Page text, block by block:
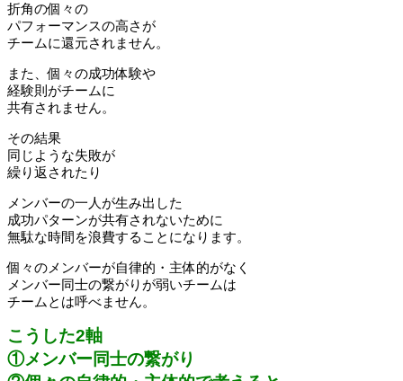
折角の個々の
パフォーマンスの高さが
チームに還元されません。
また、個々の成功体験や
経験則がチームに
共有されません。
その結果
同じような失敗が
繰り返されたり
メンバーの一人が生み出した
成功パターンが共有されないために
無駄な時間を浪費することになります。
個々のメンバーが自律的・主体的がなく
メンバー同士の繋がりが弱いチームは
チームとは呼べません。
こうした2軸
①メンバー同士の繋がり